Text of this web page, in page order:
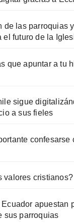
de las parroquias
el futuro de la
que apuntar a tu
sigue
a sus fieles
confesarse
valores cristianos?
apuestan
sus parroquias